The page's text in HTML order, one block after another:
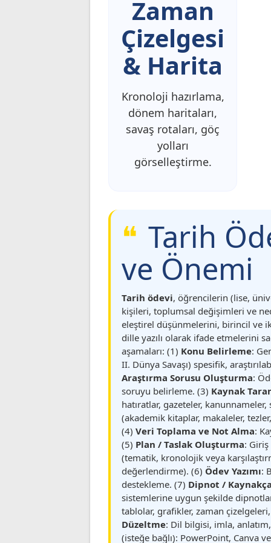
Zaman
Çizelgesi
& Harita
Kronoloji hazırlama,
dönem haritaları,
savaş rotaları, göç
yolları
görselleştirme.
Tarih
ve Önemi
Tarih ödevi, öğrencilerin (lise,
kişileri, toplumsal değişimleri ve
eleştirel düşünmelerini, birincil ve
dille yazılı olarak ifade etmelerini
aşamaları: (1) Konu Belirleme:
II. Dünya Savaşı) spesifik,
Araştırma Sorusu Oluşturma:
soruyu belirleme. (3) Kaynak
hatıratlar, gazeteler,
(akademik kitaplar, makaleler,
(4)Veri Toplama ve Not Alma:
(5) Plan / Taslak Oluşturma:
(tematik, kronolojik veya
değerlendirme). (6) Ödev Yazımı:
destekleme. (7) Dipnot /
sistemlerine uygun şekilde
tablolar, grafikler, zaman
Düzeltme: Dil bilgisi, imla,
(isteğe bağlı): PowerPoint, Canva